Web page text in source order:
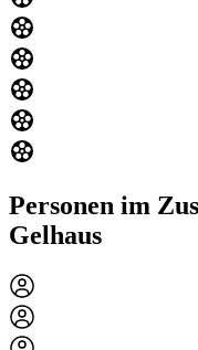
Personen im
Gelhaus